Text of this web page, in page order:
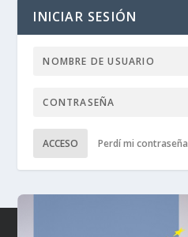
INICIAR SESIÓN
ACCESO Perdí mi contraseña